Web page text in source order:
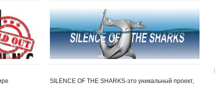
SILENCE OF THE SHARKS-это уникальный проект,